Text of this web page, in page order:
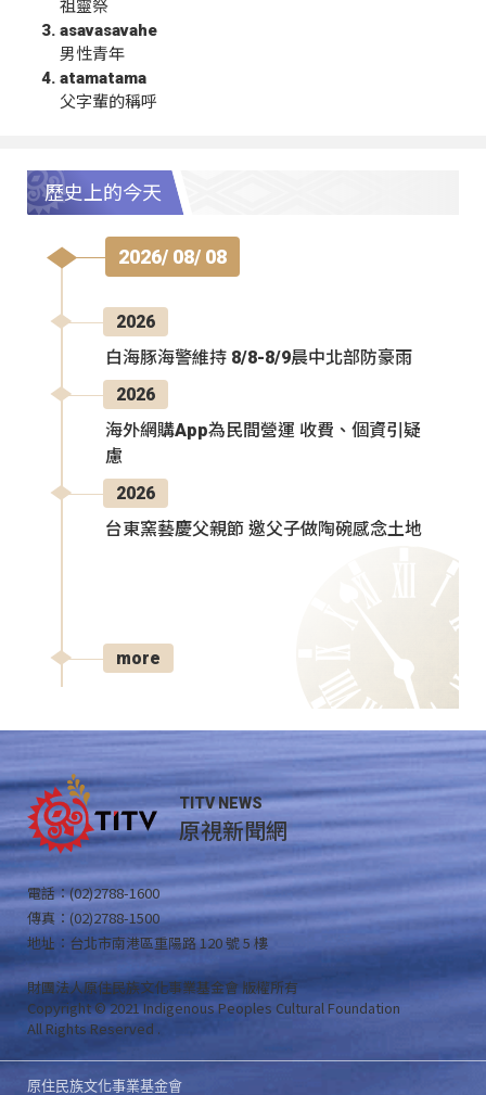
祖靈祭
asavasavahe
男性青年
atamatama
父字輩的稱呼
歷史上的今天
2026/ 08/ 08
2026
白海豚海警維持 8/8-8/9晨中北部防豪雨
2026
海外網購App為民間營運 收費、個資引疑
慮
2026
台東窯藝慶父親節 邀父子做陶碗感念土地
more
TITV NEWS
原視新聞網
電話：(02)2788-1600
傳真：(02)2788-1500
地址：台北市南港區重陽路 120 號 5 樓
財團法人原住民族文化事業基金會 版權所有
Copyright © 2021 Indigenous Peoples Cultural Foundation
All Rights Reserved .
原住民族文化事業基金會